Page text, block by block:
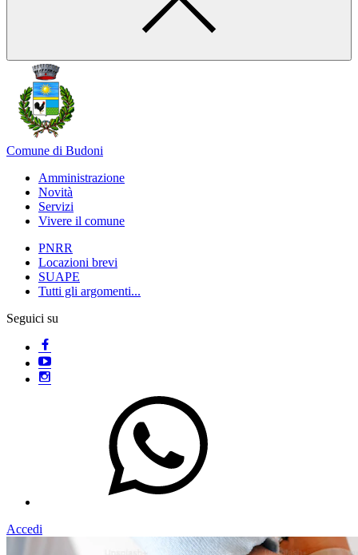
Comune di Budoni
Amministrazione
Novità
Servizi
Vivere il comune
PNRR
Locazioni brevi
SUAPE
Tutti gli argomenti...
Seguici su
Accedi